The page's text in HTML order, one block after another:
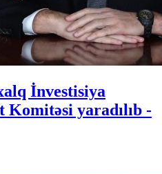
İnvestisiya
yaradılıb -